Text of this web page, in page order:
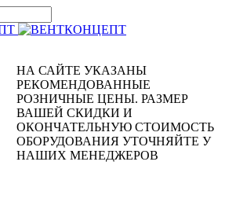
НА САЙТЕ УКАЗАНЫ
РЕКОМЕНДОВАННЫЕ
РОЗНИЧНЫЕ ЦЕНЫ. РАЗМЕР
ВАШЕЙ СКИДКИ И
ОКОНЧАТЕЛЬНУЮ СТОИМОСТЬ
ОБОРУДОВАНИЯ УТОЧНЯЙТЕ У
НАШИХ МЕНЕДЖЕРОВ